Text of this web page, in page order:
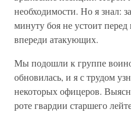
необходимости. Но я знал:
минуту боя не устоит
впереди атакующих.
Мы подошли к группе
обновилась, и я с трудом
некоторых офицеров.
роте гвардии старшего